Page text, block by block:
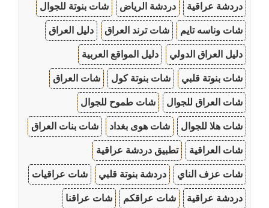
دردشة عراقية دردشة الرياض شات بنوتة للجوال
شات وناسه تايم شات ترند العراق دليل العراق
دليل العراق الدولي دليل المواقع العربية
شات بنوتة قلبي شات بنوتة كول شات العراق
شات العراق للجوال شات طموح للجوال
شات هلا للجوال شات هوى بغداد شات بنات العراق
شات العراقية تطبيق دردشة عراقية
شات عزف الناي دردشة بنوتة قلبي شات عراقيات
دردشة عراقية شات عراقكم شات عراقنا